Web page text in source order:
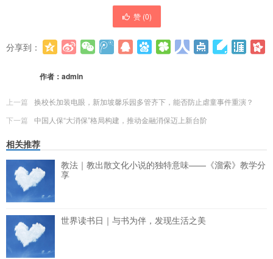
赞 (0)
分享到：
作者： admin
上一篇
换校长加装电眼，新加坡馨乐园多管齐下，能否防止虐童事件重演？
下一篇
中国人保“大消保”格局构建，推动金融消保迈上新台阶
相关推荐
教法｜教出散文化小说的独特意味——《溜索》教学分
享
世界读书日｜与书为伴，发现生活之美